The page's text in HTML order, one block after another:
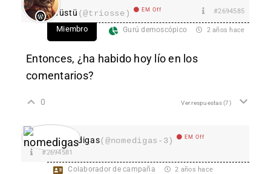
Tüstü (@triosse) EM Off #2694585
Miembro Gurú demoscópico 2 años hace
Entonces, ¿ha habido hoy lío en los
comentarios?
0 Ver respuestas(7)
nomedigas(@nomedigas-3) EM Off
#2694581
Colaborador de campaña 2 años hace